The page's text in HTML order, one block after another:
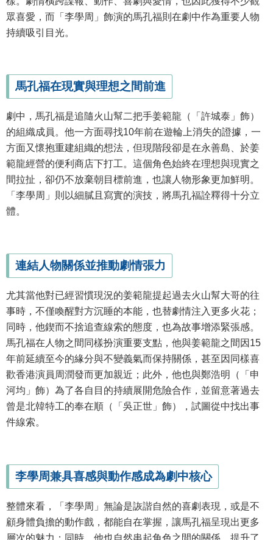
眾喜愛，而「李學周」飾演的馬孔福則在劇中作為重要人物
持續吸引目光。
馬孔福在現實與理想之間前進
劇中，馬孔福是追隨火山幫二把手姜範龍（「許城泰」飾）
的組織成員。他一方面尋找10年前在遊輪上消失的證據，一
方面又懷抱重建組織的想法，但現階段卻是在永善島、於姜
範龍經營的便利商店下打工。這個角色始終在理想與現實之
間拉扯，卻仍不放棄朝目標前進，也讓人物形象更加鮮明。
「李學周」則以細膩且寫實的演技，將馬孔福詮釋得十分立
體。
連結人物關係並推動劇情張力
尤其當他對已經習慣現況的姜範龍提起過去火山幫大哥的往
事時，不僅喚醒對方沉睡的本能，也替劇情注入更多火花；
同時，他鍥而不捨追查線索的態度，也為故事增添緊張感。
馬孔福在人物之間同樣扮演重要支點，他與姜範龍之間因15
年前延續至今的緣分與不變義氣而保持關係，甚至因同樣喜
歡香港演員周潤發而更加親近；此外，他也與鄭浩明（「申
河均」飾）為了各自目的持續展開危險合作，並留意著過去
曾是北韓特工的奉在順（「吳正世」飾），試圖從中找出事
件線索。
李學周兼具喜感與動作感成為劇中核心
整體來看，「李學周」無論是詼諧自然的喜劇表現，或是不
顧身體負擔的動作戲，都能自在掌握，讓馬孔福呈現出更多
層次的魅力；同時，他也自然串起角色之間的關係，提升了